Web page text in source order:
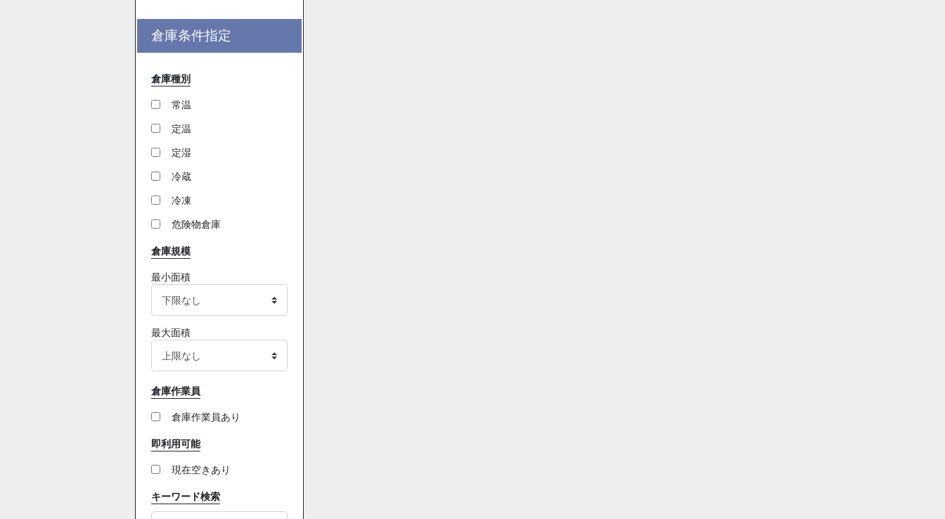
倉庫条件指定
倉庫種別
常温
定温
定湿
冷蔵
冷凍
危険物倉庫
倉庫規模
最小面積
最大面積
倉庫作業員
倉庫作業員あり
即利用可能
現在空きあり
キーワード検索